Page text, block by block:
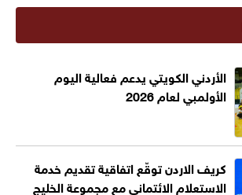
الأردني الكويتي يدعم فعالية اليوم
الأولمبي لعام 2026
كريف الاردن توقّع اتفاقية تقديم خدمة
الاستعلام الائتماني مع مجموعة الخليج